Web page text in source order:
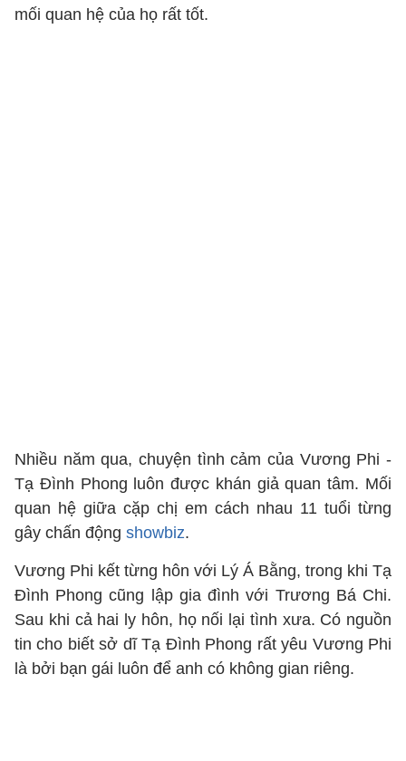
mối quan hệ của họ rất tốt.
Nhiều năm qua, chuyện tình cảm của Vương Phi -
Tạ Đình Phong luôn được khán giả quan tâm. Mối
quan hệ giữa cặp chị em cách nhau 11 tuổi từng
gây chấn động showbiz.
Vương Phi kết từng hôn với Lý Á Bằng, trong khi Tạ
Đình Phong cũng lập gia đình với Trương Bá Chi.
Sau khi cả hai ly hôn, họ nối lại tình xưa. Có nguồn
tin cho biết sở dĩ Tạ Đình Phong rất yêu Vương Phi
là bởi bạn gái luôn để anh có không gian riêng.